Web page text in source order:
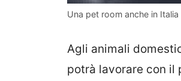
Una pet room anche in
Agli animali
potrà lavorare con il